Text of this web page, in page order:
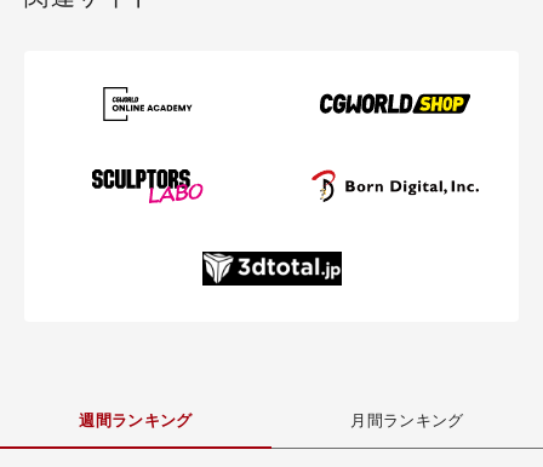
週間ランキング 月間ランキング